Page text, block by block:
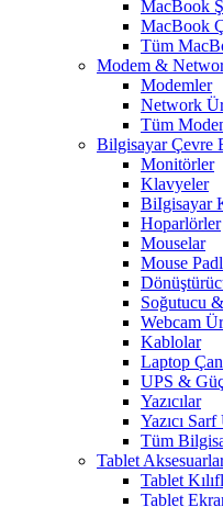
MacBook
MacBook
Tüm
Modem &
Modemler
Network
Tüm
Bilgisayar Çevre
Monitörler
Klavyeler
BiIgisayar
Hoparlörler
Mouselar
Mouse
Soğutucu
Webcam
Kablolar
Laptop
UPS &
Yazıcılar
Yazıcı
Tüm
Tablet
Tablet
Tablet